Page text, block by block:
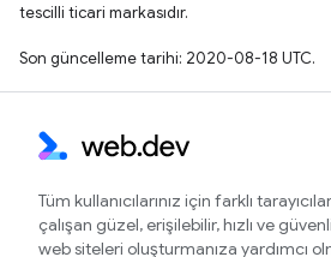
tescilli ticari markasıdır.
Son güncelleme tarihi: 2020-08-18 UTC.
Tüm kullanıcılarınız için farklı
çalışan güzel, erişilebilir, hızlı ve güvenli
web siteleri oluşturmanıza yardımcı